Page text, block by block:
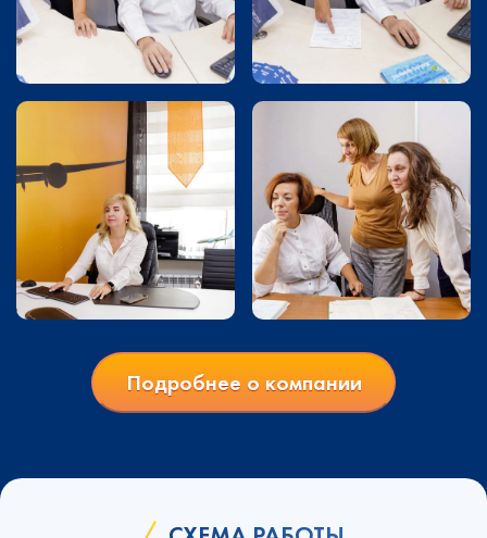
Подробнее о компании